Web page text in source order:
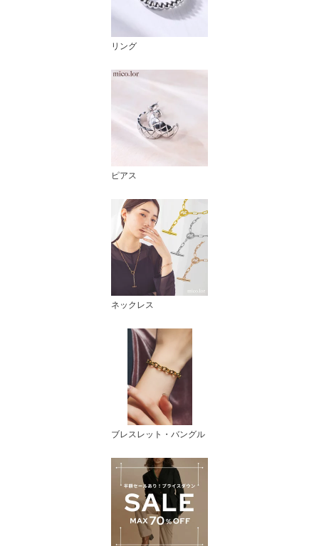
リング
ピアス
ネックレス
ブレスレット・バングル